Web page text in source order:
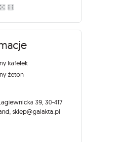
kafelek
żeton
39, 30-417
sklep@galakta.pl